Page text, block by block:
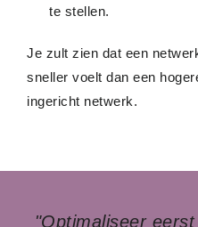
te stellen.
Je zult zien dat een
sneller voelt dan een
ingericht netwerk.
"Optimaliseer